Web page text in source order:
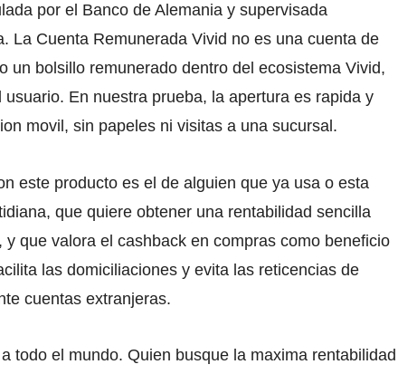
por el Banco de Alemania y supervisada
La Cuenta Remunerada Vivid no es una cuenta de
un bolsillo remunerado dentro del ecosistema Vivid,
En nuestra prueba, la apertura es rapida y
movil, sin papeles ni visitas a una sucursal.
este producto es el de alguien que ya usa o esta
que quiere obtener una rentabilidad sencilla
que valora el cashback en compras como beneficio
las domiciliaciones y evita las reticencias de
cuentas extranjeras.
todo el mundo. Quien busque la maxima rentabilidad